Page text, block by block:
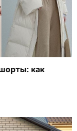
как